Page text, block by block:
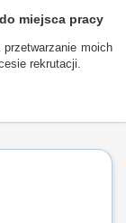
miejsca pracy
moich
rekrutacji.